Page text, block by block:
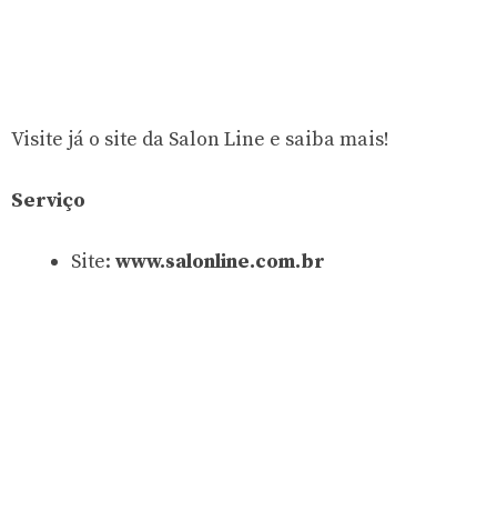
Visite já o site da Salon Line e saiba mais!
Serviço
Site: www.salonline.com.br